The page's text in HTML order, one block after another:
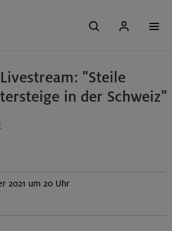
"Steile
in der Schweiz"
2021 um 20 Uhr